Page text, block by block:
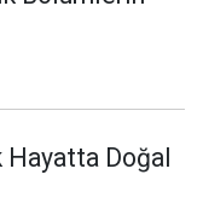
Hayatta Doğal